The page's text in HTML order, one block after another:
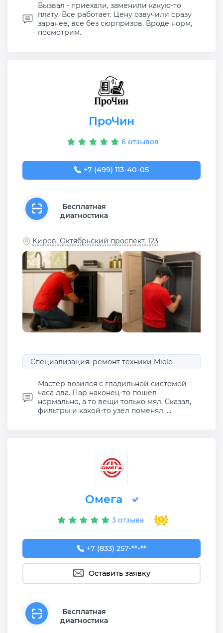
Вызвал - приехали, заменили какую-то
плату. Все работает. Цену озвучили сразу
заранее, все без сюрпризов. Вроде норм,
посмотрим.
ПроЧин
6 отзывов
+7 (499) 113-40-05
Бесплатная
диагностика
Киров, Октябрьский проспект, 123
Специализация: ремонт техники Miele
Мастер возился с гладильной системой
часа два. Пар наконец-то пошел
нормально, а то вещи только мял. Сказал,
фильтры и какой-то узел поменял. ...
Омега
3 отзыва
+7 (833) 257-95-05
+7 (833) 257-**-**
Оставить заявку
Бесплатная
диагностика